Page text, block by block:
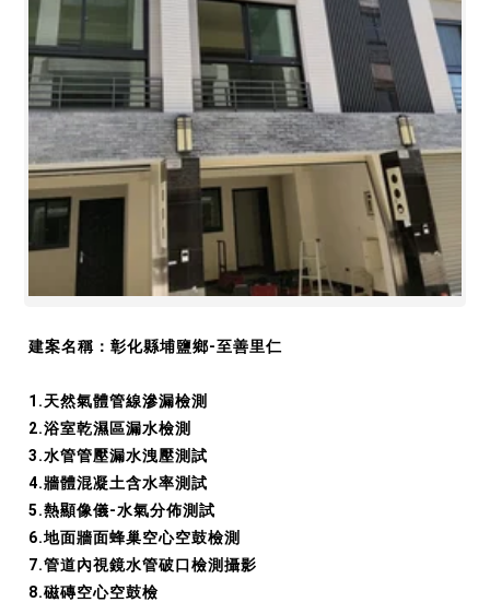
建案名稱：彰化縣埔鹽鄉-至善里仁
1.天然氣體管線滲漏檢測
2.浴室乾濕區漏水檢測
3.水管管壓漏水洩壓測試
4.牆體混凝土含水率測試
5.熱顯像儀-水氣分佈測試
6.地面牆面蜂巢空心空鼓檢測
7.管道內視鏡水管破口檢測攝影
8.磁磚空心空鼓檢